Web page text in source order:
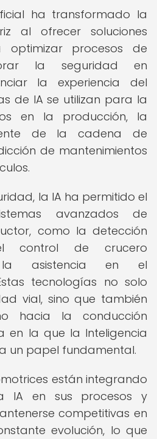
ha transformado la
al ofrecer soluciones
optimizar procesos de
la seguridad en
la experiencia del
de IA se utilizan para la
en la producción, la
de la cadena de
de mantenimientos
la IA ha permitido el
avanzados de
como la detección
control de crucero
asistencia en el
tecnologías no solo
vial, sino que también
hacia la conducción
en la que la Inteligencia
un papel fundamental.
están integrando
IA en sus procesos y
competitivas en
evolución, lo que